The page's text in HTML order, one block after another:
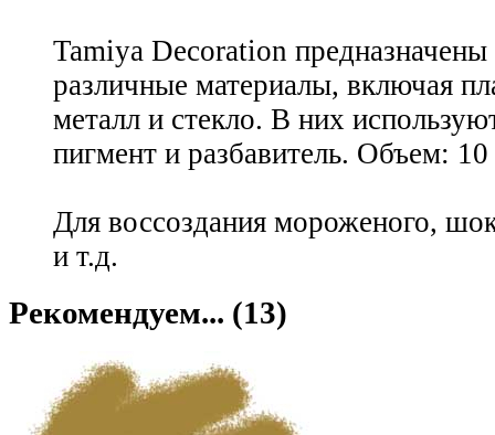
Tamiya Decoration предназначены
различные материалы, включая
металл и стекло. В них
пигмент и разбавитель. Объем:
Для воссоздания мороженого,
и т.д.
Рекомендуем... (13)